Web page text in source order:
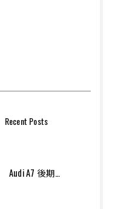
Recent Posts
Audi A7 後期モデル Arcana Performance エアサス